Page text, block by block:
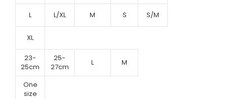
L L/XL M S S/M
XL
23-
25cm
25-
27cm
L M
One
size